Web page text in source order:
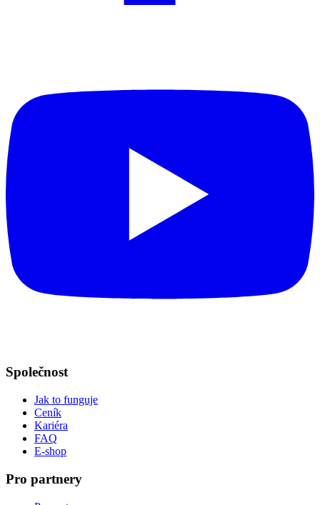
Společnost
Jak to funguje
Ceník
Kariéra
FAQ
E-shop
Pro partnery